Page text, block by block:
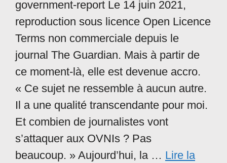
government-report Le 14 juin 2021,
reproduction sous licence Open Licence
Terms non commerciale depuis le
journal The Guardian. Mais à partir de
ce moment-là, elle est devenue accro.
« Ce sujet ne ressemble à aucun autre.
Il a une qualité transcendante pour moi.
Et combien de journalistes vont
s’attaquer aux OVNIs ? Pas
beaucoup. » Aujourd’hui, la … Lire la